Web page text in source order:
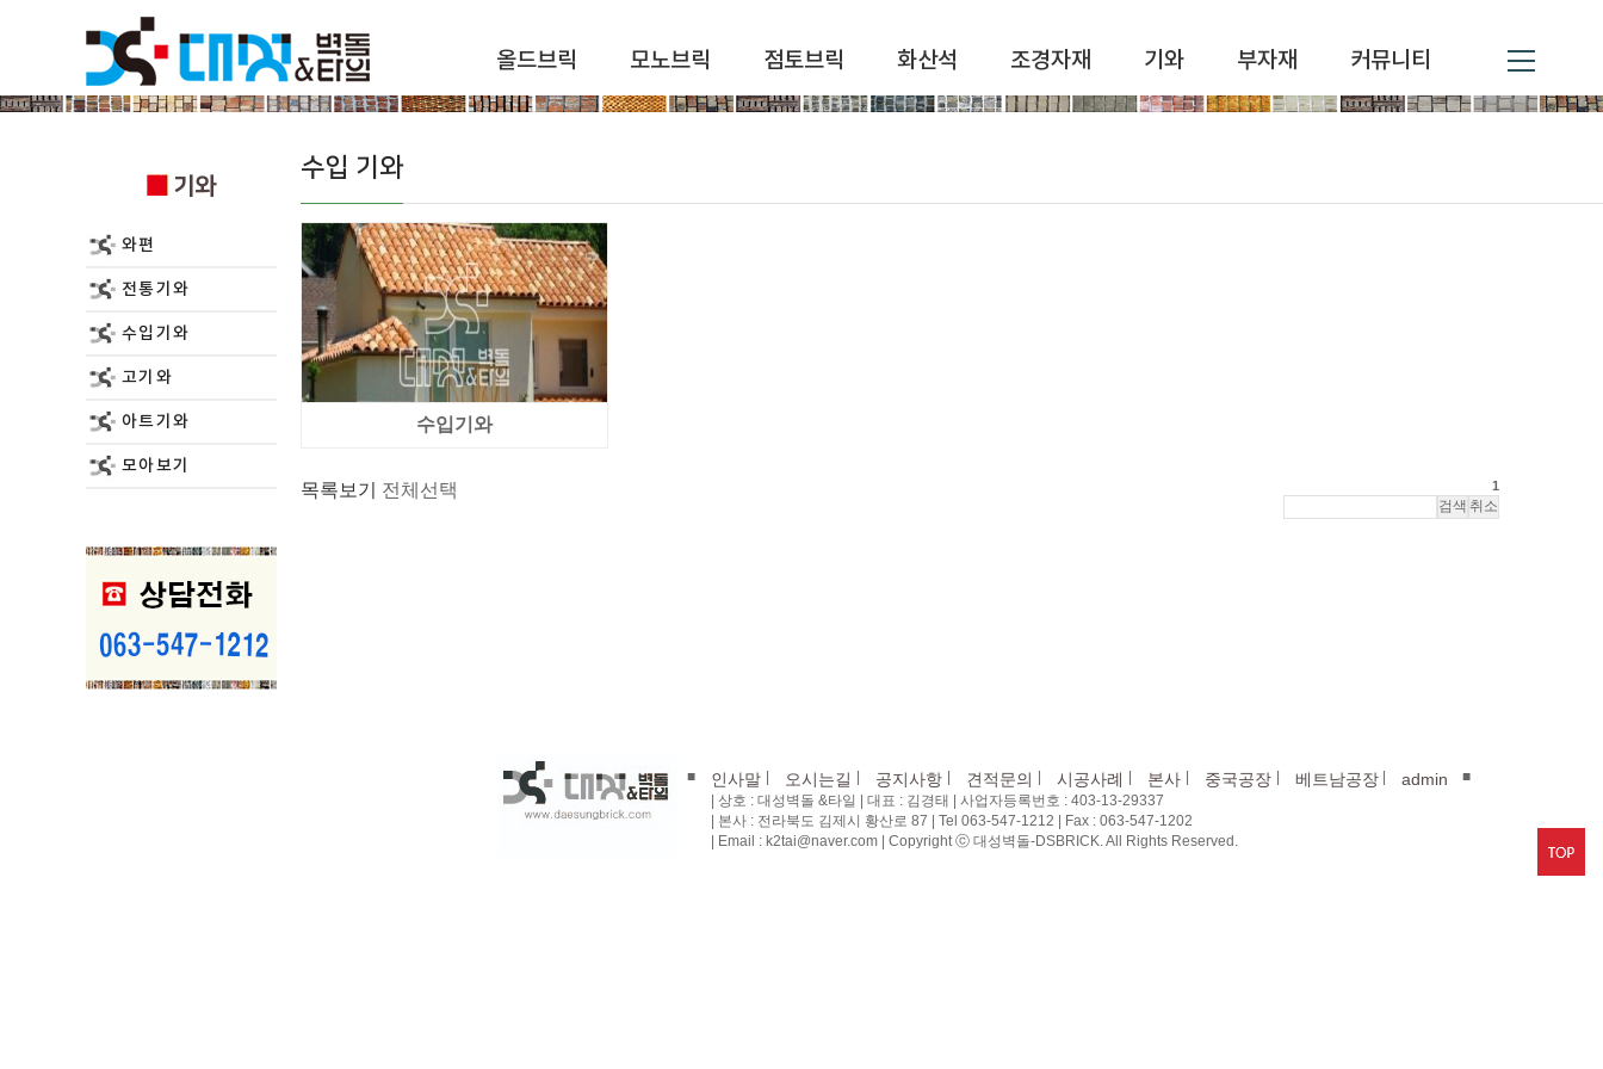
올드브릭 모노브릭 점토브릭 화산석 조경자재 기와 부자재 커뮤니티
기와
와편
전통기와
수입기와
고기와
아트기와
모아보기
수입 기와
수입기와
목록보기 전체선택 1
■ 인사말 오시는길 공지사항 견적문의 시공사례 본사 중국공장 베트남공장 admin ■
| 상호 : 대성벽돌 &타일 | 대표 : 김경태 | 사업자등록번호 : 403-13-29337
| 본사 : 전라북도 김제시 황산로 87 | Tel 063-547-1212 | Fax : 063-547-1202
| Email : k2tai@naver.com | Copyright ⓒ 대성벽돌-DSBRICK. All Rights Reserved.